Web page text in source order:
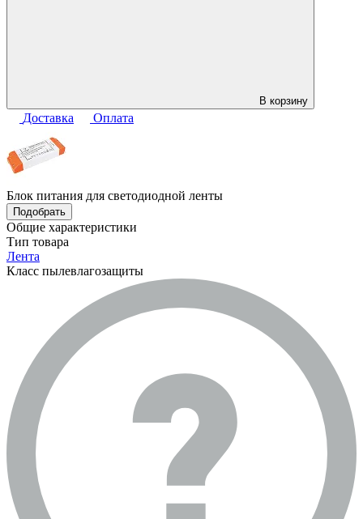
В корзину
Доставка Оплата
Блок питания для светодиодной ленты
Подобрать
Общие характеристики
Тип товара
Лента
Класс пылевлагозащиты